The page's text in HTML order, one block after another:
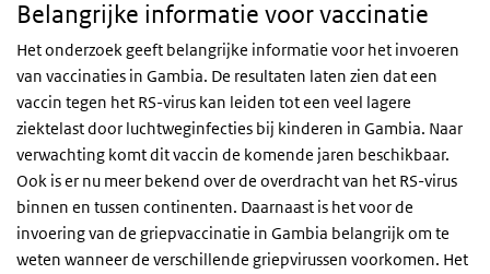
Belangrijke informatie voor vaccinatie
Het onderzoek geeft belangrijke informatie voor het invoeren
van vaccinaties in Gambia. De resultaten laten zien dat een
vaccin tegen het RS-virus kan leiden tot een veel lagere
ziektelast door luchtweginfecties bij kinderen in Gambia. Naar
verwachting komt dit vaccin de komende jaren beschikbaar.
Ook is er nu meer bekend over de overdracht van het RS-virus
binnen en tussen continenten. Daarnaast is het voor de
invoering van de griepvaccinatie in Gambia belangrijk om te
weten wanneer de verschillende griepvirussen voorkomen. Het